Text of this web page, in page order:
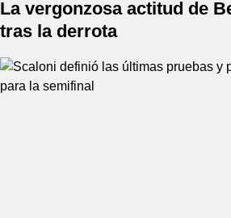
La vergonzosa actitud de
tras la derrota